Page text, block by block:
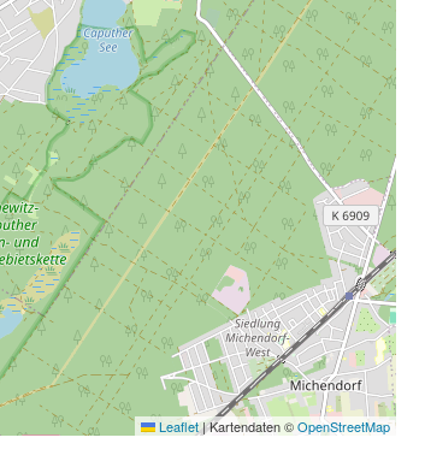
Leaflet|Kartendaten ©OpenStreetMap